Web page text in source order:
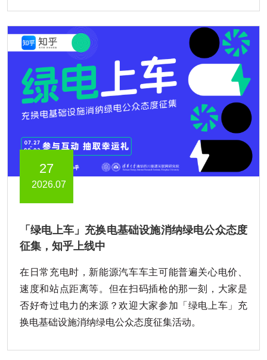
27
2026.07
「绿电上车」充换电基础设施消纳绿电公众态度
征集，知乎上线中
在日常充电时，新能源汽车车主可能普遍关心电价、
速度和站点距离等。但在扫码插枪的那一刻，大家是
否好奇过电力的来源？欢迎大家参加「绿电上车」充
换电基础设施消纳绿电公众态度征集活动。